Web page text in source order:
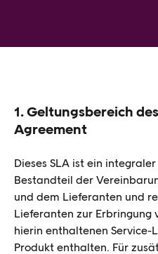
1. Geltungsbereich
Agreement
Dieses SLA ist ein
Bestandteil der
und dem Lieferanten und
Lieferanten zur Erbringung
hierin enthaltenen Service-
Produkt enthalten. Für